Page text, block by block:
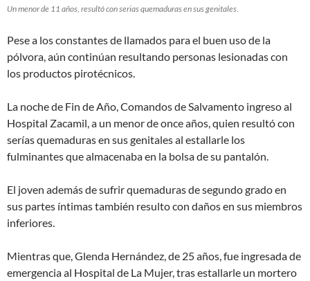
Un menor de 11 años, resultó con serias quemaduras en sus genitales.
Pese a los constantes de llamados para el buen uso de la
pólvora, aún continúan resultando personas lesionadas con
los productos pirotécnicos.
La noche de Fin de Año, Comandos de Salvamento ingreso al
Hospital Zacamil, a un menor de once años, quien resultó con
serías quemaduras en sus genitales al estallarle los
fulminantes que almacenaba en la bolsa de su pantalón.
El joven además de sufrir quemaduras de segundo grado en
sus partes íntimas también resulto con daños en sus miembros
inferiores.
Mientras que, Glenda Hernández, de 25 años, fue ingresada de
emergencia al Hospital de La Mujer, tras estallarle un mortero